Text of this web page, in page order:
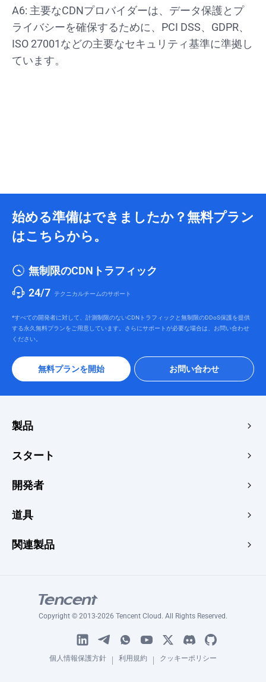
A6: 主要なCDNプロバイダーは、データ保護とプ
ライバシーを確保するために、PCI DSS、GDPR、
ISO 27001などの主要なセキュリティ基準に準拠し
ています。
始める準備はできましたか？無料プラン
はこちらから。
無制限のCDNトラフィック
24/7
テクニカルチームのサポート
*すべての開発者に対して、計測制限のないCDNトラフィックと無制限のDDoS保護を提供
する永久無料プランをご用意しています。さらにサポートが必要な場合は、お問い合わせ
ください。
無料プランを開始 お問い合わせ
製品
エッジアクセラレーション＆セキュリティ
辺縁関数
スタート
価格
コンソール
開発者
ドキュメンテーション
ブログ
道具
ウェブサイトのスピードテスト
HLSプレイヤー
ピングテスト
SSL証明書チェッカー
関連製品
Tencent VooV Meeting
Copyright © 2013-2026 Tencent Cloud. All Rights Reserved.
個人情報保護方針 利用規約 クッキーポリシー